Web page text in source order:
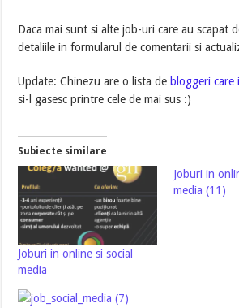
Daca mai sunt si alte job-uri care au scapat
detaliile in formularul de comentarii si
Update: Chinezu are o lista de bloggeri care
si-l gasesc printre cele de mai sus :)
Subiecte similare
Joburi in online si social
media
Joburi in
media (11)